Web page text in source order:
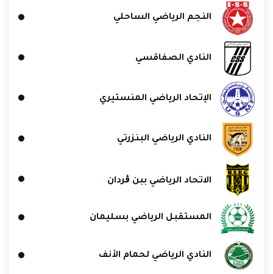
النجم الرياضي الساحلي
النادي الصفاقسي
الإتحاد الرياضي المنستيري
النادي الرياضي البنزرتي
الاتحاد الرياضي ببن ڨردان
المستقبل الرياضي بسليمان
النادي الرياضي لحمام الأنف